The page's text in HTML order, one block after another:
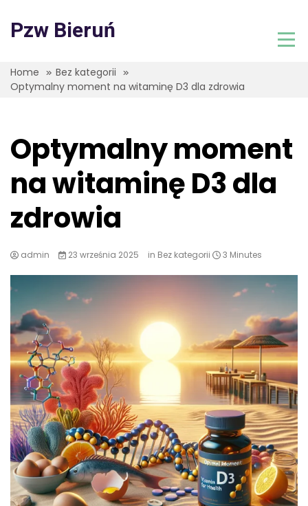
content
Pzw Bieruń
Home
Bez kategorii
Optymalny moment na witaminę D3 dla zdrowia
Optymalny moment
na witaminę D3 dla
zdrowia
admin 23 września 2025 in Bez kategorii 3 Minutes